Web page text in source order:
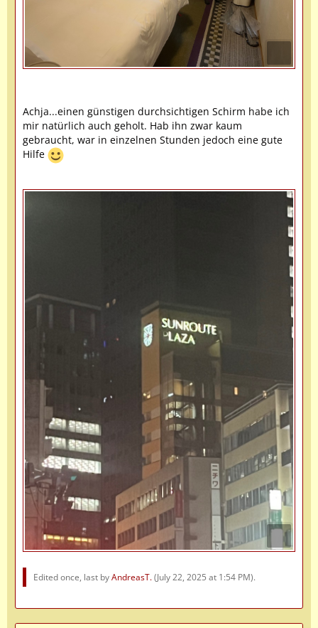
Achja...einen günstigen durchsichtigen Schirm habe ich
mir natürlich auch geholt. Hab ihn zwar kaum
gebraucht, war in einzelnen Stunden jedoch eine gute
Hilfe
Edited once, last byAndreasT.(July 22, 2025 at 1:54 PM).